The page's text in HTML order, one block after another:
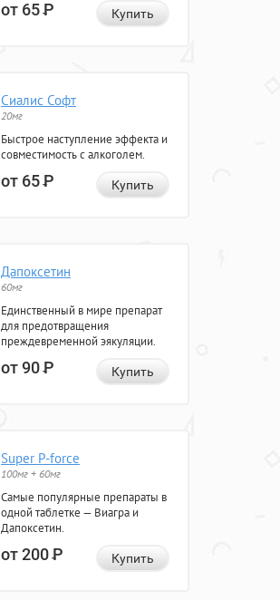
от 65Р Купить
Сиалис Софт
20мг
Быстрое наступление эффекта и
совместимость с алкоголем.
от 65Р Купить
Дапоксетин
60мг
Единственный в мире препарат
для предотвращения
преждевременной эякуляции.
от 90Р Купить
Super P-force
100мг + 60мг
Самые популярные препараты в
одной таблетке — Виагра и
Дапоксетин.
от 200Р Купить